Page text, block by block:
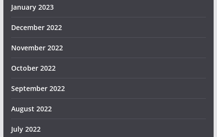
January 2023
December 2022
November 2022
October 2022
September 2022
August 2022
July 2022